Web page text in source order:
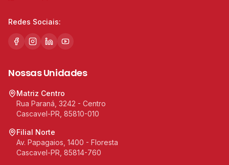
Redes Sociais:
Nossas Unidades
Matriz Centro
Rua Paraná, 3242 - Centro
Cascavel-PR, 85810-010
Filial Norte
Av. Papagaios, 1400 - Floresta
Cascavel-PR, 85814-760